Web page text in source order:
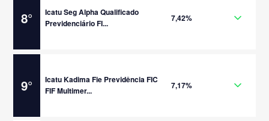
8°
Icatu Seg Alpha Qualificado
Previdenciário FI...
7,42%
9°
Icatu Kadima Fie Previdência FIC
FIF Multimer...
7,17%